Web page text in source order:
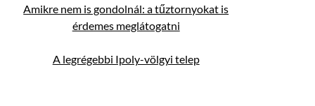
Amikre nem is gondolnál: a tűztornyokat is
érdemes meglátogatni
A legrégebbi Ipoly-völgyi telep